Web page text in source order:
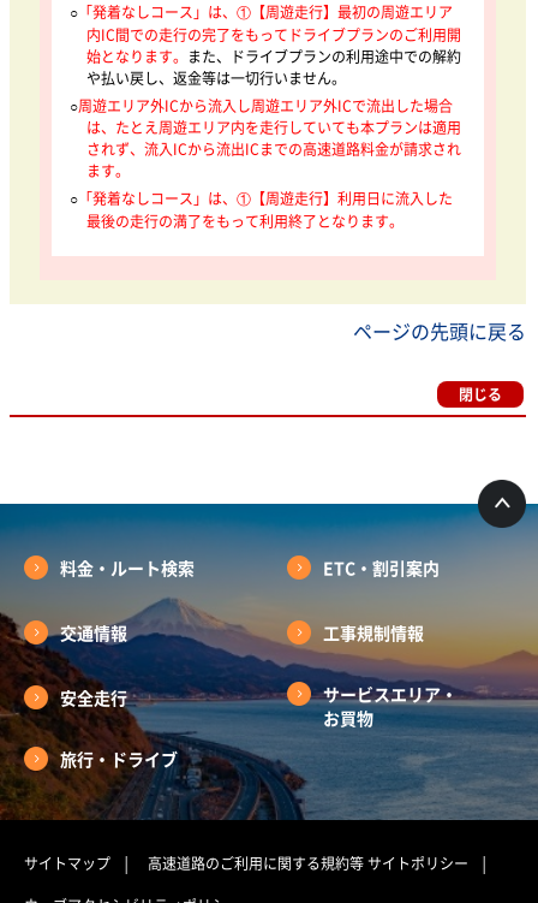
○ 「発着なしコース」は、①【周遊走行】最初の周遊エリア
内IC間での走行の完了をもってドライブプランのご利用開
始となります。 また、ドライブプランの利用途中での解約
や払い戻し、返金等は一切行いません。
○周遊エリア外ICから流入し周遊エリア外ICで流出した場合
は、たとえ周遊エリア内を走行していても本プランは適用
されず、流入ICから流出ICまでの高速道路料金が請求され
ます。
○ 「発着なしコース」は、①【周遊走行】利用日に流入した
最後の走行の満了をもって利用終了となります。
ページの先頭に戻る
閉じる
料金・ルート検索 ETC・割引案内
交通情報 工事規制情報
安全走行
サービスエリア・
お買物
旅行・ドライブ
サイトマップ 高速道路のご利用に関する規約等サイトポリシー